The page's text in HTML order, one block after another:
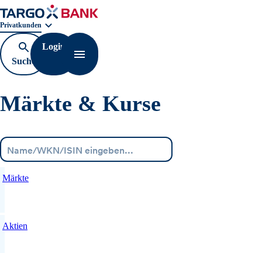
Geschäftsbereichnavigation. Aktuelle Auswahl:
Privatkunden
Suche
öffnen
Login
Navigation öffnen
Märkte & Kurse
Märkte
Aktien